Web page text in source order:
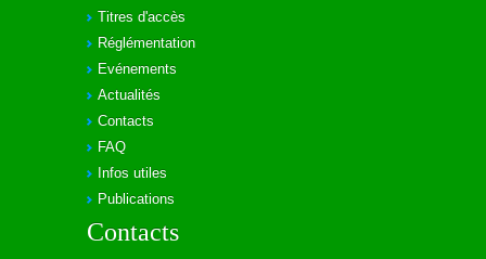
Titres d'accès
Réglémentation
Evénements
Actualités
Contacts
FAQ
Infos utiles
Publications
Contacts